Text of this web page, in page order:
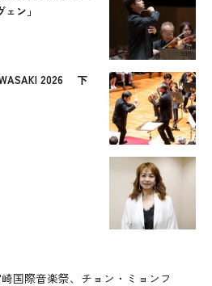
ン」
2026 下
国際音楽祭、チョン・ミョンフ